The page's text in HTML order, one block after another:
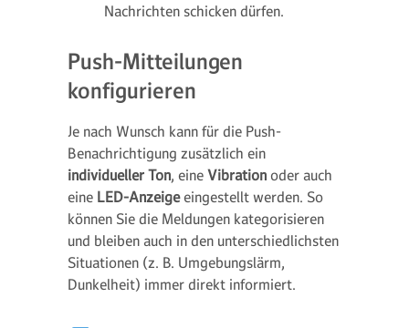
Nachrichten schicken dürfen.
Push-Mitteilungen
konfigurieren
Je nach Wunsch kann für die Push-
Benachrichtigung zusätzlich ein
individueller Ton, eine Vibration oder auch
eine LED-Anzeigeeingestellt werden. So
können Sie die Meldungen kategorisieren
und bleiben auch in den unterschiedlichsten
Situationen (z. B. Umgebungslärm,
Dunkelheit) immer direkt informiert.